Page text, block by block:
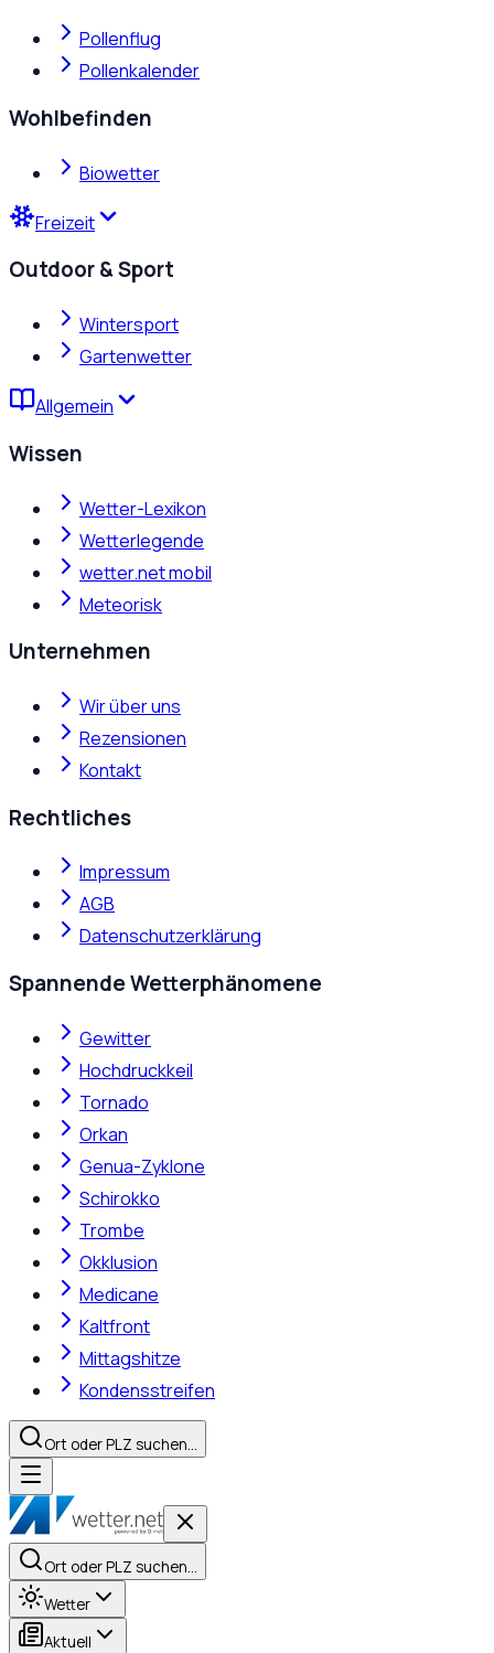
Pollenflug
Pollenkalender
Wohlbefinden
Biowetter
Freizeit
Outdoor & Sport
Wintersport
Gartenwetter
Allgemein
Wissen
Wetter-Lexikon
Wetterlegende
wetter.net mobil
Meteorisk
Unternehmen
Wir über uns
Rezensionen
Kontakt
Rechtliches
Impressum
AGB
Datenschutzerklärung
Spannende Wetterphänomene
Gewitter
Hochdruckkeil
Tornado
Orkan
Genua-Zyklone
Schirokko
Trombe
Okklusion
Medicane
Kaltfront
Mittagshitze
Kondensstreifen
Ort oder PLZ suchen…
Ort oder PLZ suchen…
Wetter
Aktuell